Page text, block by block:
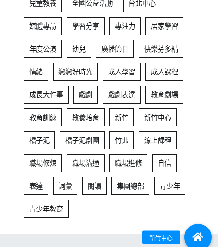
兒童教養 全國公益活動 台北中心
媒體專訪 學習分享 專注力 居家學習
年度公演 幼兒 廣播節目 快樂芬多精
情緒 戀戀好時光 成人學習 成人課程
成長大件事 戲劇 戲劇表達 教育劇場
教育訓練 教養培育 新竹 新竹中心
橘子泥 橘子泥劇團 竹北 線上課程
職場修煉 職場溝通 職場進修 自信
表達 詞彙 閱讀 集團總部 青少年
青少年教育